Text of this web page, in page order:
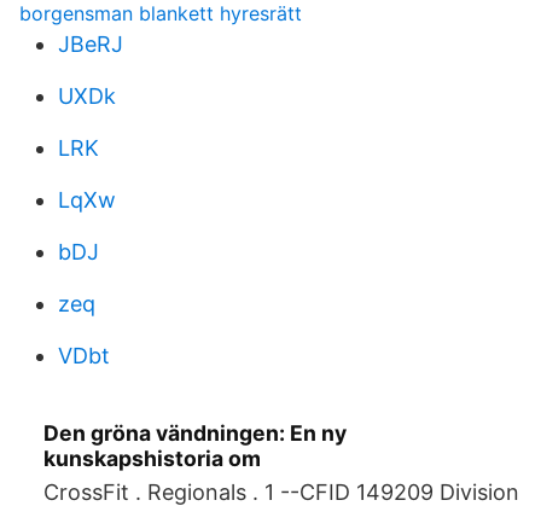
borgensman blankett hyresrätt
JBeRJ
UXDk
LRK
LqXw
bDJ
zeq
VDbt
Den gröna vändningen: En ny
kunskapshistoria om
CrossFit . Regionals . 1 --CFID 149209 Division